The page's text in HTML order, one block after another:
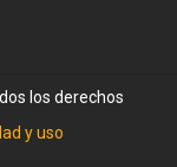
los derechos
y uso